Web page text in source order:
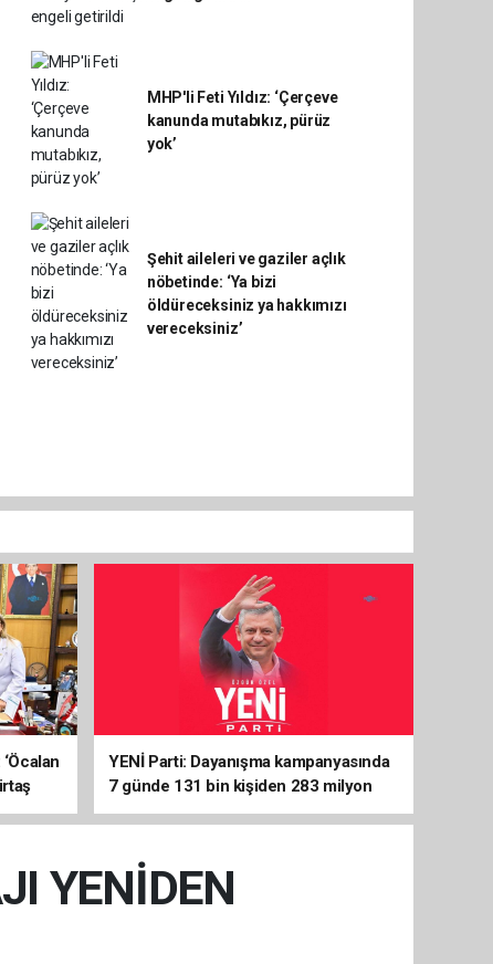
MHP'li Feti Yıldız: ‘Çerçeve
kanunda mutabıkız, pürüz
yok’
Şehit aileleri ve gaziler açlık
nöbetinde: ‘Ya bizi
öldüreceksiniz ya hakkımızı
vereceksiniz’
YENİ Parti: Dayanışma kampanyasında
7 günde 131 bin kişiden 283 milyon
liralık destek
YENİDEN